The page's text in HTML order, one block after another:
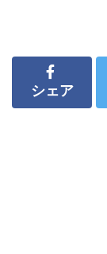
シェア